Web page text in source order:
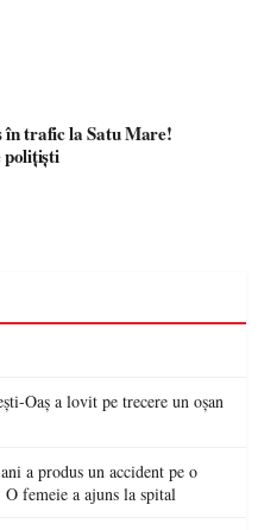
trafic la Satu Mare!
polițiști
Oaș a lovit pe trecere un oșan
a produs un accident pe o
femeie a ajuns la spital